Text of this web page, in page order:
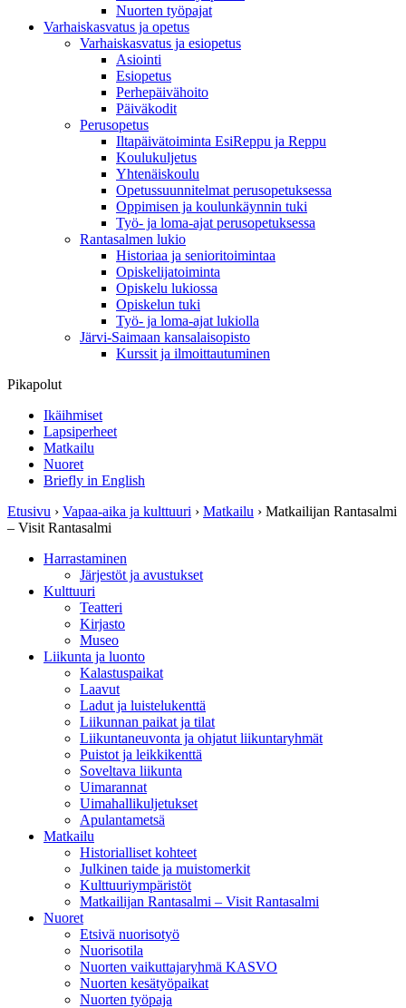
Nuorten työpajat
Varhaiskasvatus ja opetus
Varhaiskasvatus ja esiopetus
Asiointi
Esiopetus
Perhepäivähoito
Päiväkodit
Perusopetus
Iltapäivätoiminta EsiReppu ja Reppu
Koulukuljetus
Yhtenäiskoulu
Opetussuunnitelmat perusopetuksessa
Oppimisen ja koulunkäynnin tuki
Työ- ja loma-ajat perusopetuksessa
Rantasalmen lukio
Historiaa ja senioritoimintaa
Opiskelijatoiminta
Opiskelu lukiossa
Opiskelun tuki
Työ- ja loma-ajat lukiolla
Järvi-Saimaan kansalaisopisto
Kurssit ja ilmoittautuminen
Pikapolut
Ikäihmiset
Lapsiperheet
Matkailu
Nuoret
Briefly in English
Etusivu › Vapaa-aika ja kulttuuri › Matkailu › Matkailijan Rantasalmi
– Visit Rantasalmi
Harrastaminen
Järjestöt ja avustukset
Kulttuuri
Teatteri
Kirjasto
Museo
Liikunta ja luonto
Kalastuspaikat
Laavut
Ladut ja luistelukenttä
Liikunnan paikat ja tilat
Liikuntaneuvonta ja ohjatut liikuntaryhmät
Puistot ja leikkikenttä
Soveltava liikunta
Uimarannat
Uimahallikuljetukset
Apulantametsä
Matkailu
Historialliset kohteet
Julkinen taide ja muistomerkit
Kulttuuriympäristöt
Matkailijan Rantasalmi – Visit Rantasalmi
Nuoret
Etsivä nuorisotyö
Nuorisotila
Nuorten vaikuttajaryhmä KASVO
Nuorten kesätyöpaikat
Nuorten työpaja